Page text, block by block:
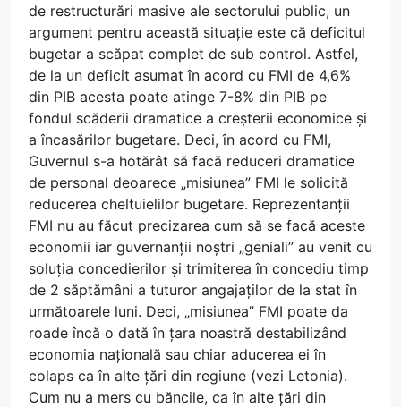
de restructurări masive ale sectorului public, un
argument pentru această situație este că deficitul
bugetar a scăpat complet de sub control. Astfel,
de la un deficit asumat în acord cu FMI de 4,6%
din PIB acesta poate atinge 7-8% din PIB pe
fondul scăderii dramatice a creșterii economice și
a încasărilor bugetare. Deci, în acord cu FMI,
Guvernul s-a hotărât să facă reduceri dramatice
de personal deoarece „misiunea” FMI le solicită
reducerea cheltuielilor bugetare. Reprezentanții
FMI nu au făcut precizarea cum să se facă aceste
economii iar guvernanții noștri „geniali” au venit cu
soluția concedierilor și trimiterea în concediu timp
de 2 săptămâni a tuturor angajaților de la stat în
următoarele luni. Deci, „misiunea” FMI poate da
roade încă o dată în țara noastră destabilizând
economia națională sau chiar aducerea ei în
colaps ca în alte țări din regiune (vezi Letonia).
Cum nu a mers cu băncile, ca în alte țări din